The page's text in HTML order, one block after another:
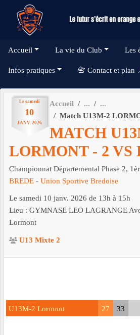
Accueil La vie du Club Les
Infos pratiques 📇 Contact et plan
Le samedi
10
JANV. 2026
Accueil
Match U13M-2
MATCH
LORMONT - 2 VS
Championnat Départemental Phase 2,
BREDE - Union Sportive Bredoise
Le samedi 10 janv. 2026 de 13h à 15h
Lieu : GYMNASE LEO LAGRANGE
Lormont
U13 Mixte 2
U13M-2 Lormont 27 33
Panneau de gestion des cookies